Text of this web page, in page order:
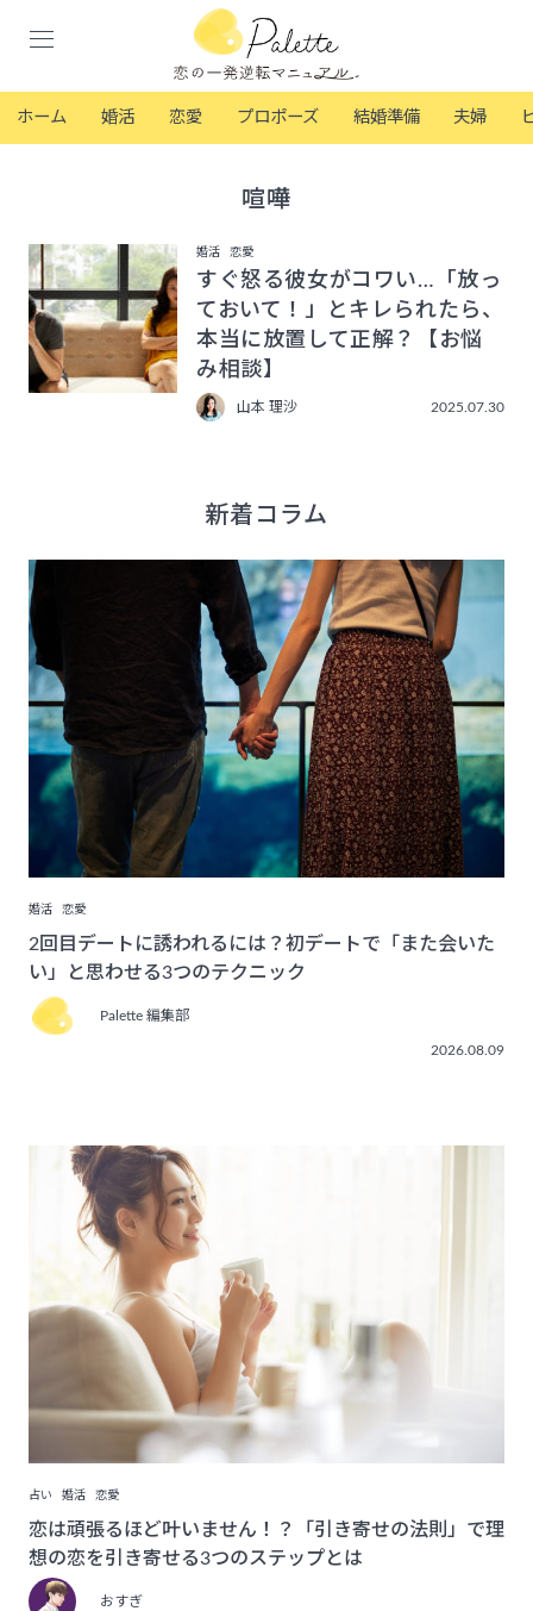
ホーム 婚活 恋愛 プロポーズ 結婚準備 夫婦
喧嘩
婚活 恋愛
すぐ怒る彼女がコワい…「放っ
ておいて！」とキレられたら、
本当に放置して正解？【お悩
み相談】
山本 理沙 2025.07.30
新着コラム
婚活 恋愛
2回目デートに誘われるには？初デートで「また会いた
い」と思わせる3つのテクニック
Palette 編集部
2026.08.09
占い 婚活 恋愛
恋は頑張るほど叶いません！？「引き寄せの法則」で理
想の恋を引き寄せる3つのステップとは
おすぎ